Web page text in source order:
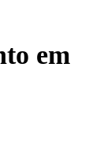
em